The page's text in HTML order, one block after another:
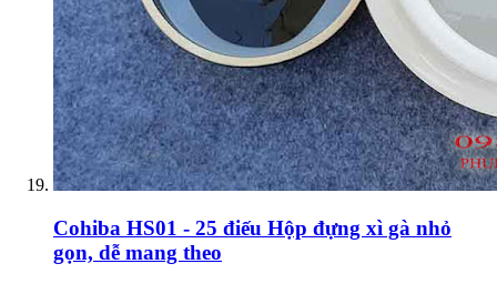
Cohiba HS01 - 25 điếu Hộp đựng xì gà nhỏ
gọn, dễ mang theo